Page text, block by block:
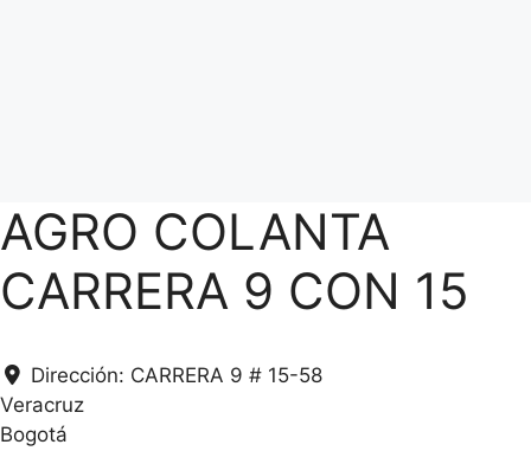
AGRO COLANTA
CARRERA 9 CON 15
Dirección: CARRERA 9 # 15-58
Veracruz
Bogotá